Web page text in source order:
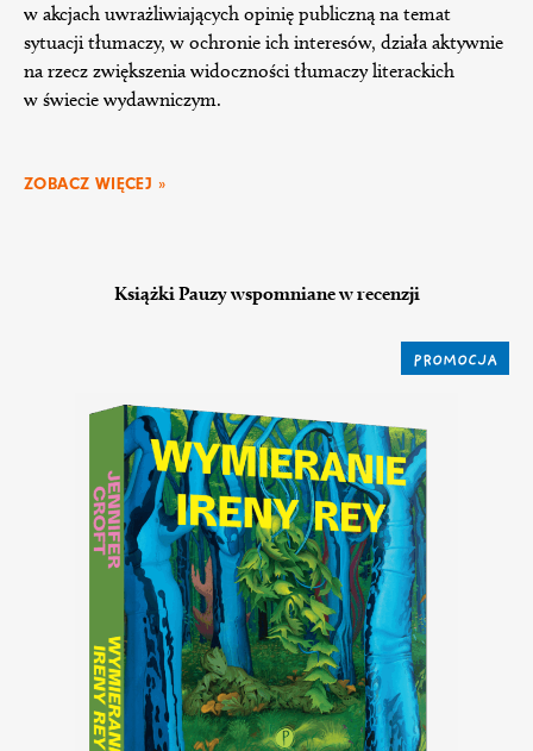
w akcjach uwrażliwiających opinię publiczną na temat
sytuacji tłumaczy, w ochronie ich interesów, działa aktywnie
na rzecz zwiększenia widoczności tłumaczy literackich
w świecie wydawniczym.
ZOBACZ WIĘCEJ »
Książki Pauzy wspomniane w recenzji
PROMOCJA